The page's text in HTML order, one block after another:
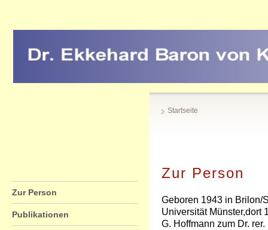
Startseite
Zur Person
Geboren 1943 in Brilon/
Universität Münster,dort
G. Hoffmann zum Dr.
Zur Person
Publikationen